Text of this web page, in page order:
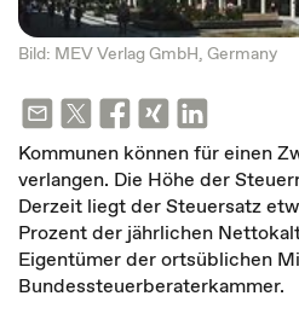
Bild: MEV Verlag GmbH, Germany
Kommunen können für einen
verlangen. Die Höhe der
Derzeit liegt der Steuersatz
Prozent der jährlichen
Eigentümer der ortsüblichen
Bundessteuerberaterkammer.